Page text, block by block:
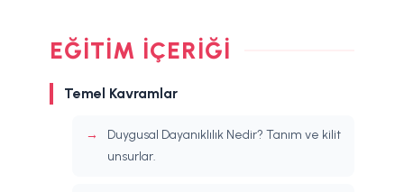
EĞITIM İÇERIĞI
Temel Kavramlar
Duygusal Dayanıklılık Nedir? Tanım ve kilit
unsurlar.